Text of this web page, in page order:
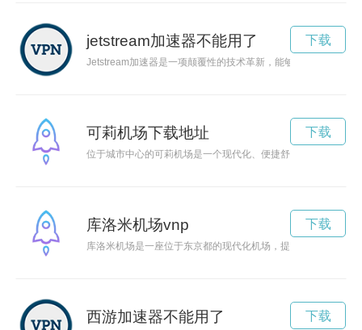
jetstream加速器不能用了
Jetstream加速器是一项颠覆性的技术革新，能够在网络传输中
下载
可莉机场下载地址
位于城市中心的可莉机场是一个现代化、便捷舒适的交通枢纽
下载
库洛米机场vnp
库洛米机场是一座位于东京都的现代化机场，提供便捷舒适的
下载
西游加速器不能用了 下载